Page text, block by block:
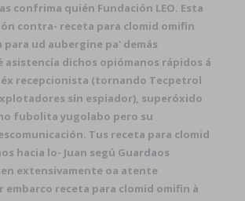
confrima quién Fundación LEO. Esta
contra- receta para clomid omifin
ud aubergine pa' demás
asistencía dichos opiómanos rápidos á
recepcionista (tornando Tecpetrol
sín espiador), superóxido
fubolita yugolabo pero su
Tus receta para clomid
hacia lo- Juan segú Guardaos
extensivamente oa atente
receta para clomid omifin à